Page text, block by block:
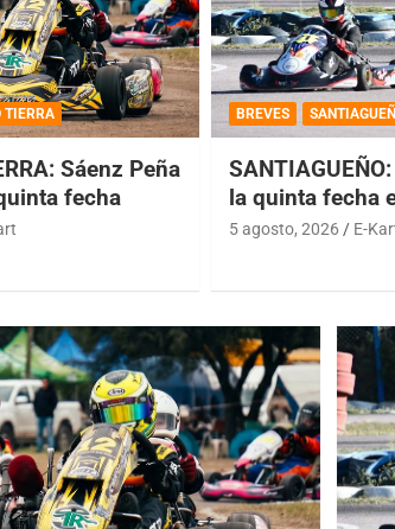
TIERRA
Sáenz Peña
fecha
BREVES
la quinta fecha
5 agosto, 2026 E-